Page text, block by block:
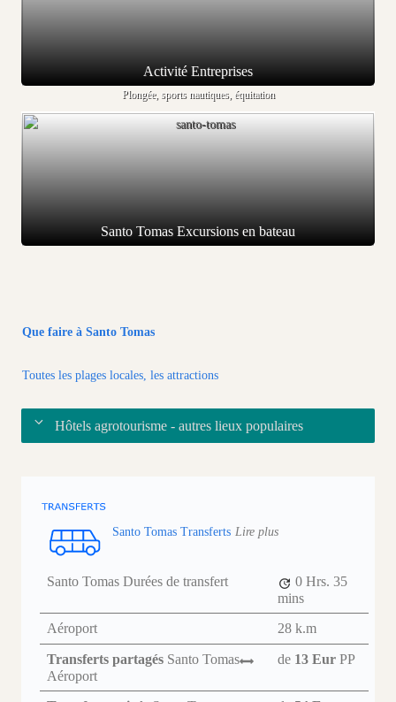
Activité Entreprises
Plongée, sports nautiques, équitation
Santo Tomas Excursions en bateau
Que faire à Santo Tomas
Toutes les plages locales, les attractions
Hôtels agrotourisme - autres lieux populaires
Santo Tomas Transferts Lire plus
Santo Tomas Durées de transfert 0 Hrs. 35
mins
Aéroport 28 k.m
Transferts partagés Santo Tomas
Aéroport
de 13 Eur PP